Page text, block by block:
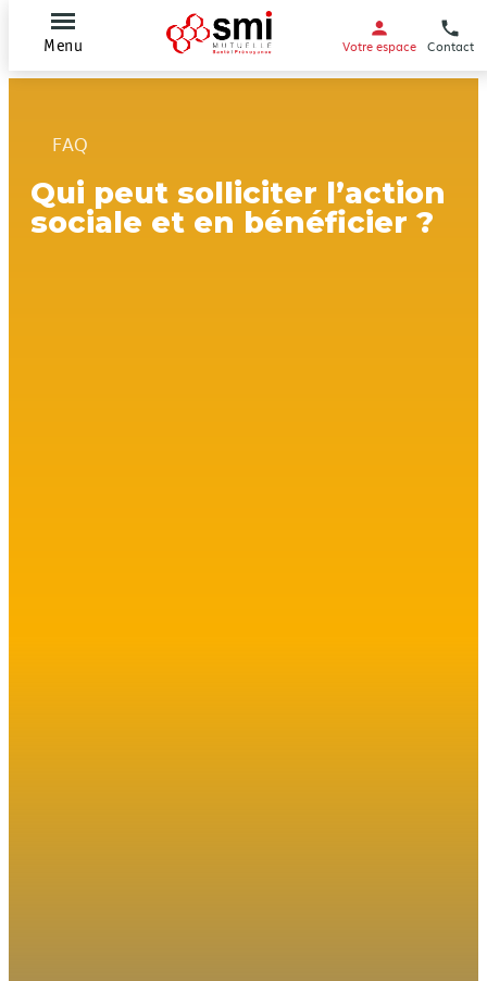
Menu Contact
Votre espace
FAQ
Qui peut solliciter l’action
sociale et en bénéficier ?